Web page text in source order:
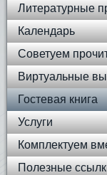
Литературные
Календарь
Советуем
Виртуальные
Гостевая книга
Услуги
Комплектуем
Полезные